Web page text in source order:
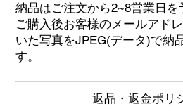
納品はご注文から2~8営業日を
ご購入後お客様のメールアド
いた写真をJPEG(データ)で納
す。
返品・返金ポリ